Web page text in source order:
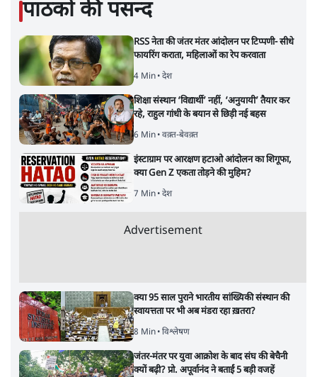
पाठकों की पसन्द
RSS नेता की जंतर मंतर आंदोलन पर टिप्पणी- सीधे
फायरिंग कराता, महिलाओं का रेप करवाता
4 Min• देश
शिक्षा संस्थान ‘विद्यार्थी’ नहीं, ‘अनुयायी’ तैयार कर
रहे, राहुल गांधी के बयान से छिड़ी नई बहस
6 Min• वक़्त-बेवक़्त
इंस्टाग्राम पर आरक्षण हटाओ आंदोलन का शिगूफा,
क्या Gen Z एकता तोड़ने की मुहिम?
7 Min• देश
Advertisement
क्या 95 साल पुराने भारतीय सांख्यिकी संस्थान की
स्वायत्तता पर भी अब मंडरा रहा ख़तरा?
8 Min• विश्लेषण
जंतर-मंतर पर युवा आक्रोश के बाद संघ की बेचैनी
क्यों बढ़ी? प्रो. अपूर्वानंद ने बताईं 5 बड़ी वजहें